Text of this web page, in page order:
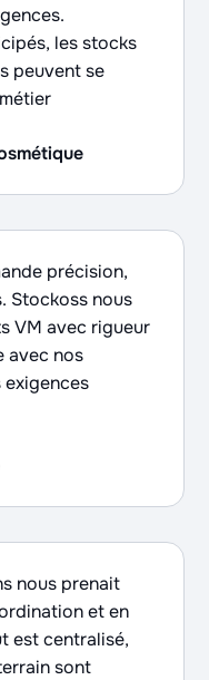
les stocks
peuvent se
précision,
Stockoss nous
VM avec rigueur
avec nos
nous prenait
et en
est centralisé,
sont